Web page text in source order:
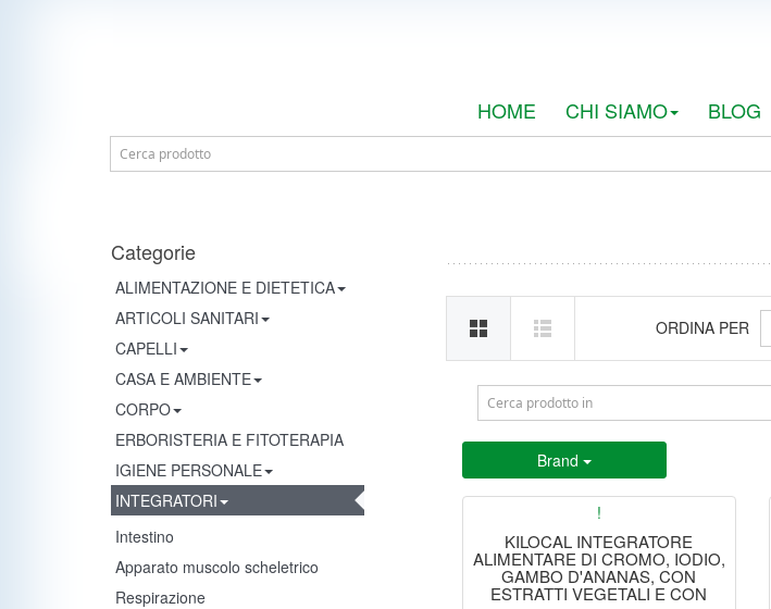
HOME CHI SIAMO BLOG
ORDINA PER
Brand
!
KILOCAL INTEGRATORE
ALIMENTARE DI CROMO, IODIO,
GAMBO D'ANANAS, CON
ESTRATTI VEGETALI E CON
Categorie
ALIMENTAZIONE E DIETETICA
ARTICOLI SANITARI
CAPELLI
CASA E AMBIENTE
CORPO
ERBORISTERIA E FITOTERAPIA
IGIENE PERSONALE
INTEGRATORI
Intestino
Apparato muscolo scheletrico
Respirazione